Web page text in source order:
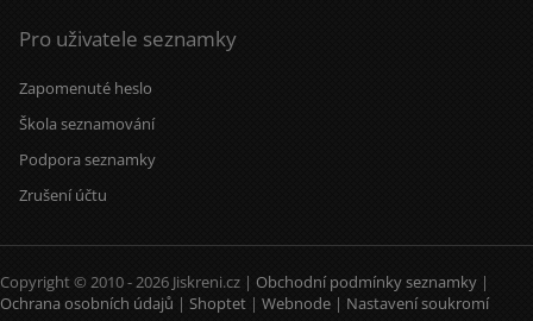
Pro uživatele seznamky
Zapomenuté heslo
Škola seznamování
Podpora seznamky
Zrušení účtu
Copyright © 2010 - 2026 Jiskreni.cz | Obchodní podmínky seznamky |
Ochrana osobních údajů | Shoptet | Webnode | Nastavení soukromí